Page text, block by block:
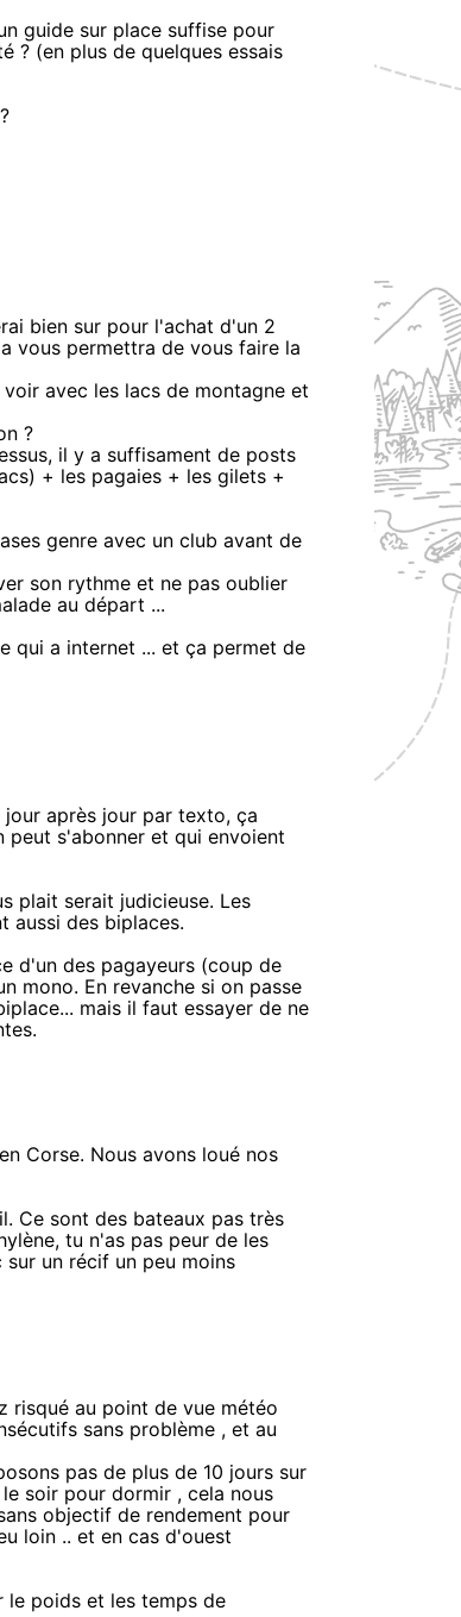
guide sur place suffise pour
? (en plus de quelques essais
bien sur pour l'achat d'un 2
vous permettra de vous faire la
avec les lacs de montagne et
?
il y a suffisament de posts
+ les pagaies + les gilets +
genre avec un club avant de
son rythme et ne pas oublier
au départ ...
qui a internet ... et ça permet de
après jour par texto, ça
peut s'abonner et qui envoient
plait serait judicieuse. Les
aussi des biplaces.
d'un des pagayeurs (coup de
mono. En revanche si on passe
mais il faut essayer de ne
Corse. Nous avons loué nos
Ce sont des bateaux pas très
tu n'as pas peur de les
un récif un peu moins
risqué au point de vue météo
sans problème , et au
pas de plus de 10 jours sur
soir pour dormir , cela nous
objectif de rendement pour
loin .. et en cas d'ouest
le poids et les temps de